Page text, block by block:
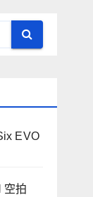
EVO
空拍